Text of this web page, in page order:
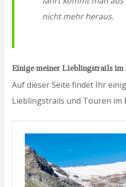
nicht mehr heraus.
Einige meiner Lieblingstrails im
Auf dieser Seite findet Ihr
Lieblingstrails und Touren im